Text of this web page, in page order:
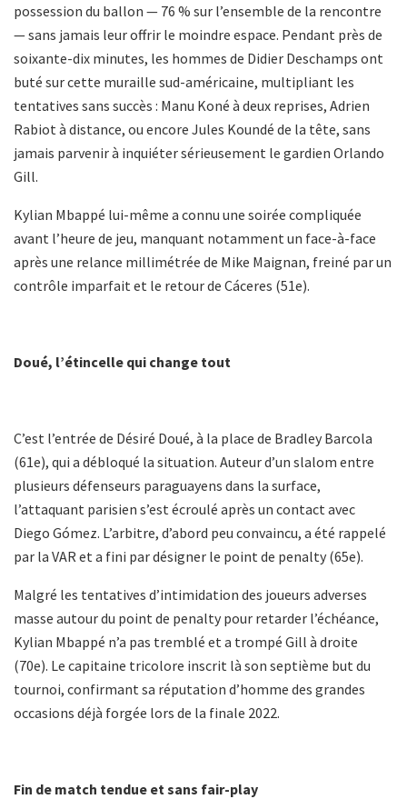
possession du ballon — 76 % sur l’ensemble de la rencontre
— sans jamais leur offrir le moindre espace. Pendant près de
soixante-dix minutes, les hommes de Didier Deschamps ont
buté sur cette muraille sud-américaine, multipliant les
tentatives sans succès : Manu Koné à deux reprises, Adrien
Rabiot à distance, ou encore Jules Koundé de la tête, sans
jamais parvenir à inquiéter sérieusement le gardien Orlando
Gill.
Kylian Mbappé lui-même a connu une soirée compliquée
avant l’heure de jeu, manquant notamment un face-à-face
après une relance millimétrée de Mike Maignan, freiné par un
contrôle imparfait et le retour de Cáceres (51e).
Doué, l’étincelle qui change tout
C’est l’entrée de Désiré Doué, à la place de Bradley Barcola
(61e), qui a débloqué la situation. Auteur d’un slalom entre
plusieurs défenseurs paraguayens dans la surface,
l’attaquant parisien s’est écroulé après un contact avec
Diego Gómez. L’arbitre, d’abord peu convaincu, a été rappelé
par la VAR et a fini par désigner le point de penalty (65e).
Malgré les tentatives d’intimidation des joueurs adverses
masse autour du point de penalty pour retarder l’échéance,
Kylian Mbappé n’a pas tremblé et a trompé Gill à droite
(70e). Le capitaine tricolore inscrit là son septième but du
tournoi, confirmant sa réputation d’homme des grandes
occasions déjà forgée lors de la finale 2022.
Fin de match tendue et sans fair-play